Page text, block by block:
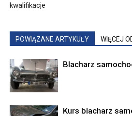
kwalifikacje
POWIĄZANE ARTYKUŁY WIĘCEJ
Blacharz
Kurs blacharz